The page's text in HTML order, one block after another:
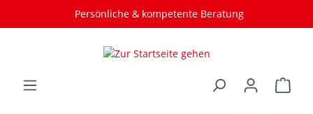
Persönliche & kompetente Beratung
Individuelle Lösungen